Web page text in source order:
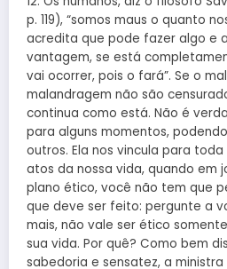
p. 119), “somos maus o quanto
acredita que pode fazer algo e
vantagem, se está
vai ocorrer, pois o fará”. Se o
malandragem não são
continua como está. Não é
para alguns momentos,
outros. Ela nos vincula para
atos da nossa vida, quando em
plano ético, você não tem que
que deve ser feito: pergunte a
mais, não vale ser ético
sua vida. Por quê? Como bem
sabedoria e sensatez, a ministra